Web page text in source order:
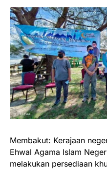
Membakut: Kerajaan
Ehwal Agama Islam
melakukan persediaan